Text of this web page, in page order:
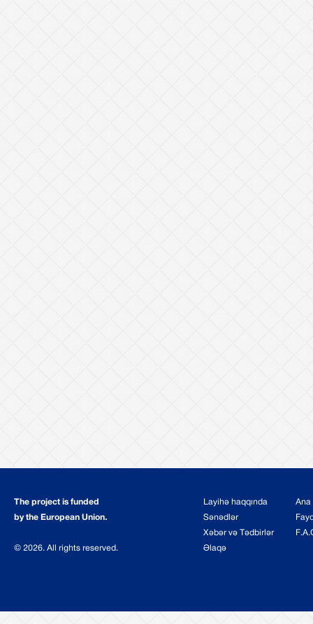
The project is funded
by the European Union.
© 2026. All rights reserved.
Layihə haqqında
Sənədlər
Xəbər və Tədbirlər
Əlaqə
Ana